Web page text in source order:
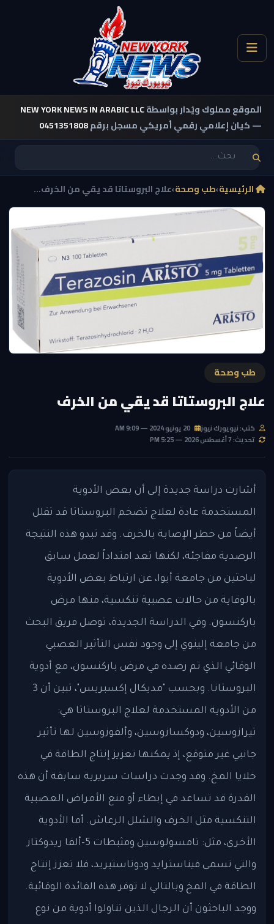
الموقع مملوك ويُدار بواسطةNEW YORK NEWS IN ARABIC LLC
— كيان إعلامي رقمي أمريكي مسجل برقم0451351808
الرئيسية›طب وصحة›علاج البروستاتا قد يقي من الخرف...
طب وصحة
علاج البروستاتا قد يقي من الخرف
كتب: نيويورك نيوز
تحديث: 7 أغسطس 2026 — 5:25 PM
أشارت دراسة جديدة إلى أن بعض الأدوية
المستخدمة عادة لعلاج تضخم البروستاتا قد تقلل
أيضاً من خطر الإصابة بالخرف. وقد تبدو هذه النتيجة
الرصدية مفاجئة، لكنها تعد امتداداً لعمل سابق
لباحثين من جامعة أيوا، عن ارتباط بعض الأدوية
بالوقاية من حالات عصبية تنكسية، منها مرض
باركنسون. وفي الدراسة الجديدة، توصل فريق البحث
من جامعة إلينوي إلى وجود نفس التأثير العصبي
الوقائي الذي تم رصده في مرض باركنسون، مع أدوية
البروستاتا. وبحسب "مديكال إكسبريس"، تبين أن 3
من الأدوية المستخدمة لعلاج البروستاتا هي:
تيرازوسين، ودوكسازوسين، وألفوزوسين لها تأثير
جانبي غير متوقع، إذ يمكنها تعزيز إنتاج الطاقة في
خلايا المخ. وقد وجدت دراسات سريرية سابقة أن هذه
القدرة قد تساعد في إبطاء أو منع الأمراض العصبية
التنكسية مثل الخرف والشلل الرعاش. أما الأدوية
الأخرى، مثل: تامسولوسين ومثبطات 5-ألفا ريدوكتاز
والتي تسمى فيناسترايد ودوتاستيريد، فلا تعزز إنتاج
الطاقة في المخ وبالتالي لا توفر هذه الفائدة الوقائية.
ووجد الباحثون أن الرجال الذين تناولوا أدوية من نوع